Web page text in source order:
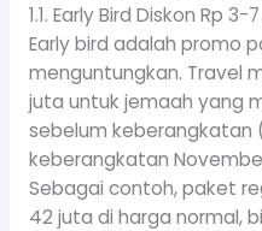
1.1. Early Bird Diskon Rp 3-
Early bird adalah promo
menguntungkan. Travel
juta untuk jemaah yang
sebelum keberangkatan
keberangkatan
Sebagai contoh, paket
42 juta di harga normal,